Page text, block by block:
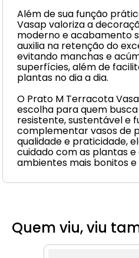
Além de sua função
Vasap valoriza a
moderno e acabamento
auxilia na retenção do
evitando manchas e
superfícies, além de
plantas no dia a dia.
O Prato M Terracota
escolha para quem
resistente, sustentável e
complementar vasos de
qualidade e praticidade,
cuidado com as plantas
ambientes mais bonitos
Quem viu, viu